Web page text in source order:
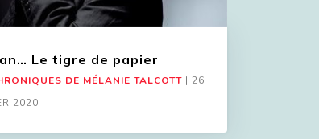
Le tigre de papier
DE MÉLANIE TALCOTT | 26
2020